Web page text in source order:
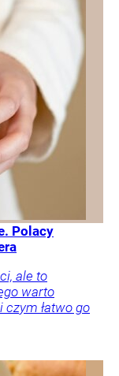
Polacy
ale to
warto
łatwo go